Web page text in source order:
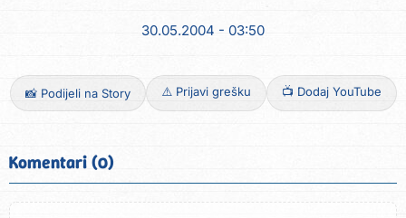
30.05.2004 - 03:50
📸 Podijeli na Story ⚠️ Prijavi grešku 📺 Dodaj YouTube
Komentari (0)